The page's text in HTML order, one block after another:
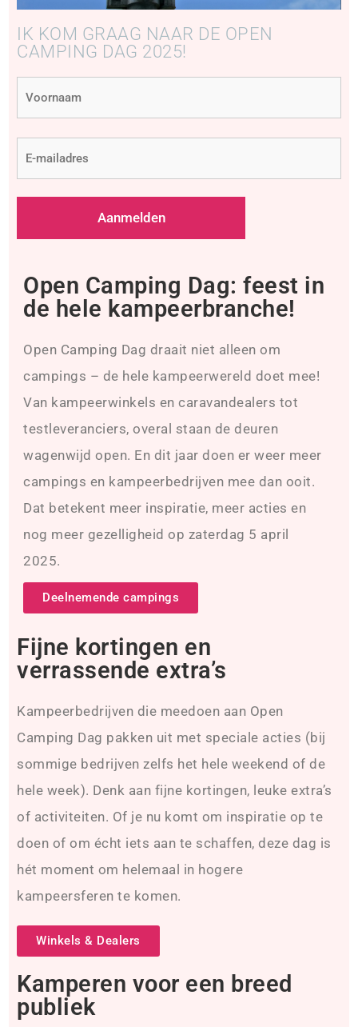
IK KOM GRAAG NAAR DE OPEN
CAMPING DAG 2025!
(Vereist)
mailadres
Open Camping Dag: feest in
de hele kampeerbranche!
Open Camping Dag draait niet alleen om
campings – de hele kampeerwereld doet mee!
Van kampeerwinkels en caravandealers tot
testleveranciers, overal staan de deuren
wagenwijd open. En dit jaar doen er weer meer
campings en kampeerbedrijven mee dan ooit.
Dat betekent meer inspiratie, meer acties en
nog meer gezelligheid op zaterdag 5 april
2025.
Deelnemende campings
Fijne kortingen en
verrassende extra’s
Kampeerbedrijven die meedoen aan Open
Camping Dag pakken uit met speciale acties (bij
sommige bedrijven zelfs het hele weekend of de
hele week). Denk aan fijne kortingen, leuke extra’s
of activiteiten. Of je nu komt om inspiratie op te
doen of om écht iets aan te schaffen, deze dag is
hét moment om helemaal in hogere
kampeersferen te komen.
Winkels & Dealers
Kamperen voor een breed
publiek